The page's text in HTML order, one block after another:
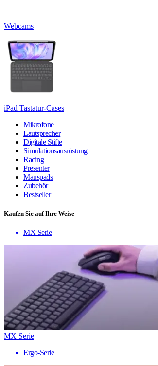
Webcams
iPad Tastatur-Cases
Mikrofone
Lautsprecher
Digitale Stifte
Simulationsausrüstung
Racing
Presenter
Mauspads
Zubehör
Bestseller
Kaufen Sie auf Ihre Weise
MX Serie
MX Serie
Ergo-Serie